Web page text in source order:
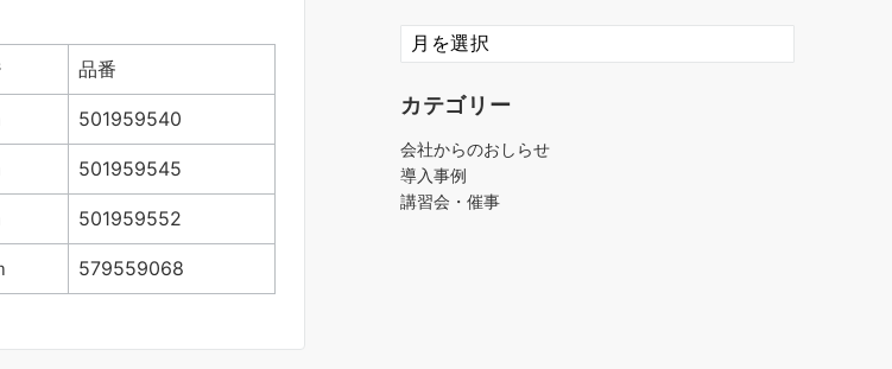
品番
501959540
501959545
501959552
579559068
ア
ー
イ
カテゴリー
会社からのおしらせ
導入事例
講習会・催事